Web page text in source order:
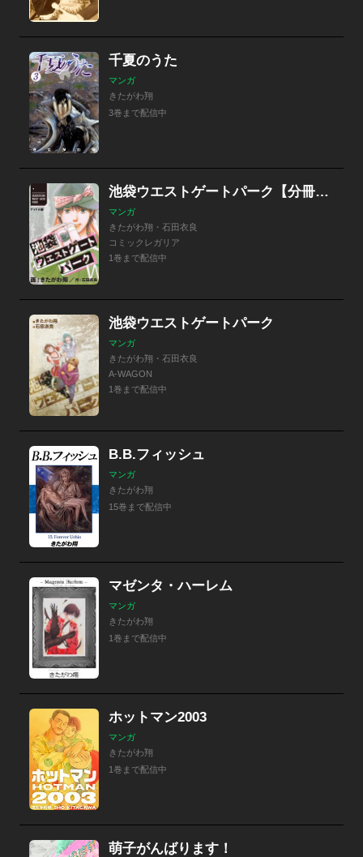
千夏のうた
マンガ
きたがわ翔
3巻まで配信中
池袋ウエストゲートパーク【分冊版】 北口アイドル・アンダーグラウンド
マンガ
きたがわ翔・石田衣良
コミックレガリア
1巻まで配信中
池袋ウエストゲートパーク
マンガ
きたがわ翔・石田衣良
A-WAGON
1巻まで配信中
B.B.フィッシュ
マンガ
きたがわ翔
15巻まで配信中
マゼンタ・ハーレム
マンガ
きたがわ翔
1巻まで配信中
ホットマン2003
マンガ
きたがわ翔
1巻まで配信中
萌子がんばります！